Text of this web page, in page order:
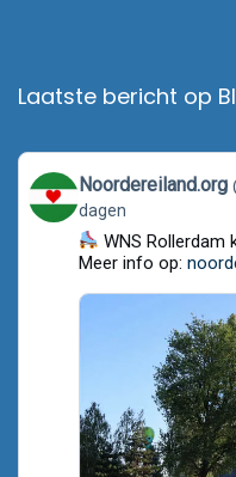
Laatste bericht op
View
post
by
Noordereiland.org
Bluesky
Noordereiland.org
dagen
WNS Rollerdam
Meer info op: